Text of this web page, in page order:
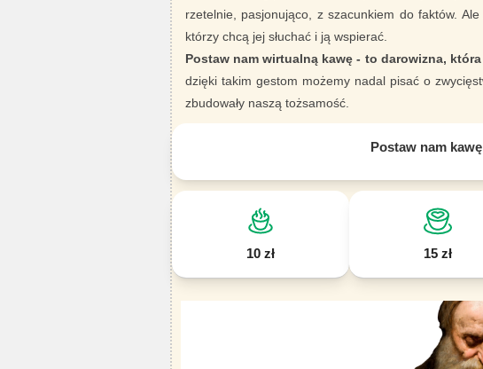
rzetelnie, pasjonująco, z szacunkiem do faktów.
którzy chcą jej słuchać i ją wspierać.
Postaw nam wirtualną kawę - to darowizna,
dzięki takim gestom możemy nadal pisać o
zbudowały naszą tożsamość.
Postaw nam
10 zł 15 zł